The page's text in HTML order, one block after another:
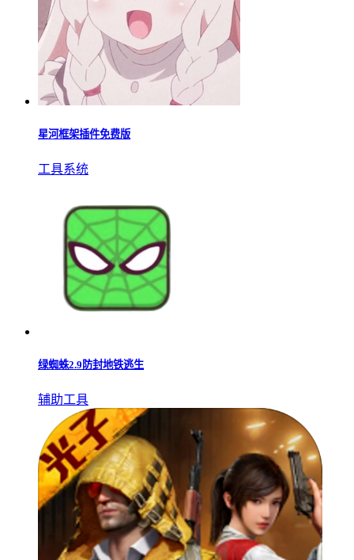
星河框架插件免费版
工具系统
绿蜘蛛2.9防封地铁逃生
辅助工具